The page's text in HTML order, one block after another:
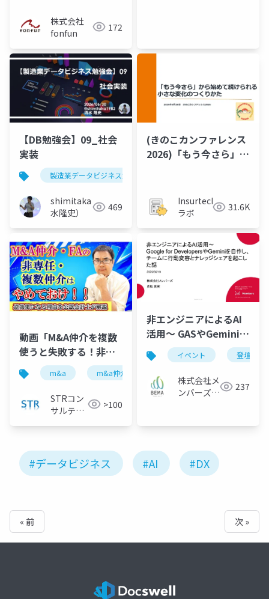
株式会社
fonfun
172
【DB勉強会】09_社会
実装
製造業データビジネス勉強会
shimitaka（清
水隆史）
469
(きのこカンファレンス
2026)「もう​今さら」か
た
Insurtech
ラボ
31.6K
動画「M&A仲介を複数
使うと失敗する！非専
任がダメな理由と専任
のリスクの防ぎ方」で
投影したスライド
m&a m&a仲介
STRコン
サルティ
>100
非エンジニアによるAI
活用〜 GASやGeminiを
自作し、チームに行動
変容とナレッジシェア
を起こした話｜メンバ
ーズ
イベント 登壇資料
株式会社メ
ンバーズ
237
#データビジネス #AI #DX
« 前 次 »